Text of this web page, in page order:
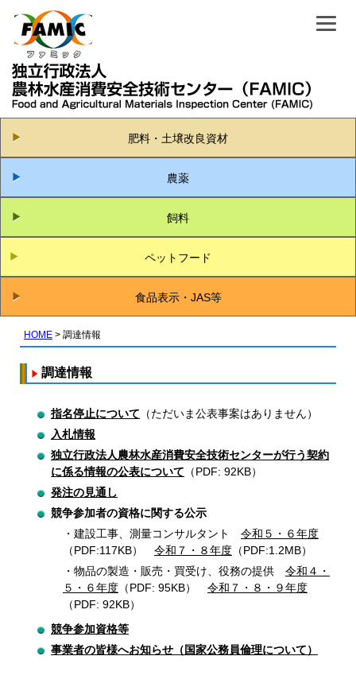
肥料・土壌改良資材
農薬
飼料
ペットフード
食品表示・JAS等
HOME 調達情報
調達情報
指名停止について （ただいま公表事案はありません）
入札情報
独立行政法人農林水産消費安全技術センターが行う契約
に係る情報の公表について （PDF: 92KB）
発注の見通し
競争参加者の資格に関する公示
建設工事、測量コンサルタント 令和５・６年度
（PDF:117KB） 令和７・８年度 （PDF:1.2MB）
物品の製造・販売・買受け、役務の提供 令和４・
５・６年度 （PDF: 95KB） 令和７・８・９年度
（PDF: 92KB）
競争参加資格等
事業者の皆様へお知らせ（国家公務員倫理について）